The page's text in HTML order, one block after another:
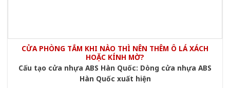
CỬA PHÒNG TẮM KHI NÀO THÌ NÊN THÊM Ô LÁ XÁCH
HOẶC KÍNH MỜ?
Cấu tạo cửa nhựa ABS Hàn Quốc: Dòng cửa nhựa ABS
Hàn Quốc xuất hiện